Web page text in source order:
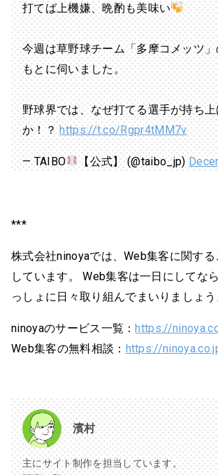
打てば上機嫌、晩酌も美味い
今週は草野球チーム「多摩コメッツ
もとに伺いました。
野球界では、なぜ打てる選手が持ち
か！？https://t.co/Rgpr4tMM7v
— TAIBO 【公式】 (@taibo_jp)
***
株式会社ninoyaでは、Web集客に関す
しています。 Web集客は一日にしてな
っしょに日々取り組んでまいりましょう
ninoyaのサービス一覧：https://
Web集客の無料相談： https://
濱村
主にサイト制作を担当しています。